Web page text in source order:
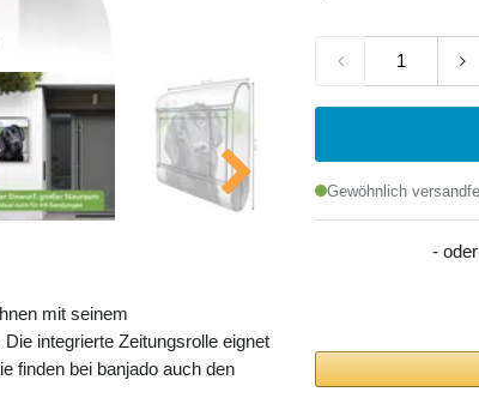
mit seinem
integrierte Zeitungsrolle eignet
finden bei banjado auch den
Gewöhnlich
-